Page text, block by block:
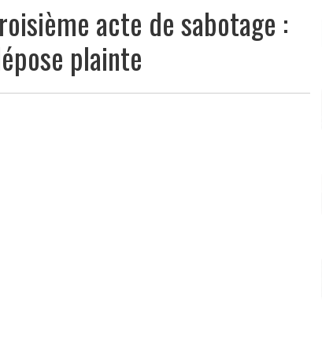
acte de sabotage :
plainte